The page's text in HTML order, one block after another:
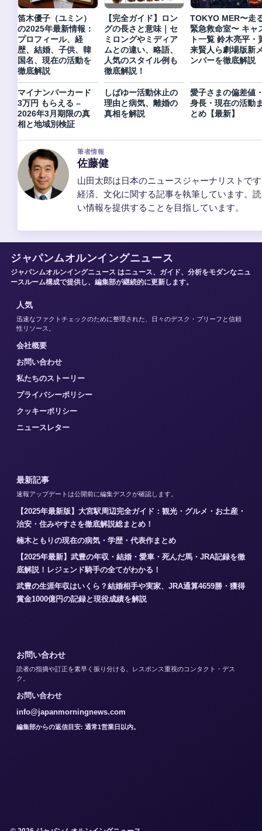
笛木優子（ユミン）
の2025年最新情報：
プロフィール、経
歴、結婚、子供、韓
国名、現在の活動を
徹底解説
【完全ガイド】ロン
グの長さと意味｜セ
ミロングやミディア
ムとの違い、略語、
人気のスタイル例も
徹底解説！
TOKYO MER〜走
緊急救命室〜 キャ
ト一覧 鈴木亮平・
来賢人ら劇場版新
ンバーを徹底解説
マイナンバーカード
3万円 もらえる –
2026年3月期限の真
相と地域別検証
しばゆー活動休止の
理由と病気、離婚の
真相を解説
愛子さまの偏差値
身長・現在の活動
とめ【最新】
筆者情報
佐藤健
山田太郎は日本のニュースジャーナリストで
経済、文化に関する記事を執筆しています。
い情報を提供することを目指しています。
ジャパンムオルンイングニュース
ジャパンムオルンイングニュース はニュース、ガイド、分析をモダンなニュ
ースルーム構成で提供し、編集部が継続的に更新します。
人気
迅速なファクトチェックのために整理された、日々のデスク・ブリーフと信頼
性リソース。
会社概要
お問い合わせ
私たちのストーリー
プライバシーポリシー
クッキーポリシー
ニュースレター
最新記事
速報アップデートは公開前に編集デスクが確認します。
【2025年最新版】大宮駅周辺完全ガイド：観光・グルメ・お土産・
治安・住みやすさを徹底解説総まとめ！
楠木ともりの現在の病気・学歴・代表作まとめ
【2025年最新】武豊の年収・結婚・愛車・死んだ馬・JRA記録を徹
底解説！レジェンド騎手の全てがわかる！
武豊の生涯年収はいくら？結婚相手や実家、JRA通算4659勝・獲得
賞金1000億円の記録と現役成績を解説
お問い合わせ
読者の指摘や訂正を素早く振り分ける、レスポンス重視のコンタクト・デス
ク。
お問い合わせ
info@japanmorningnews.com
編集部からの返信目安: 通常1営業日以内。